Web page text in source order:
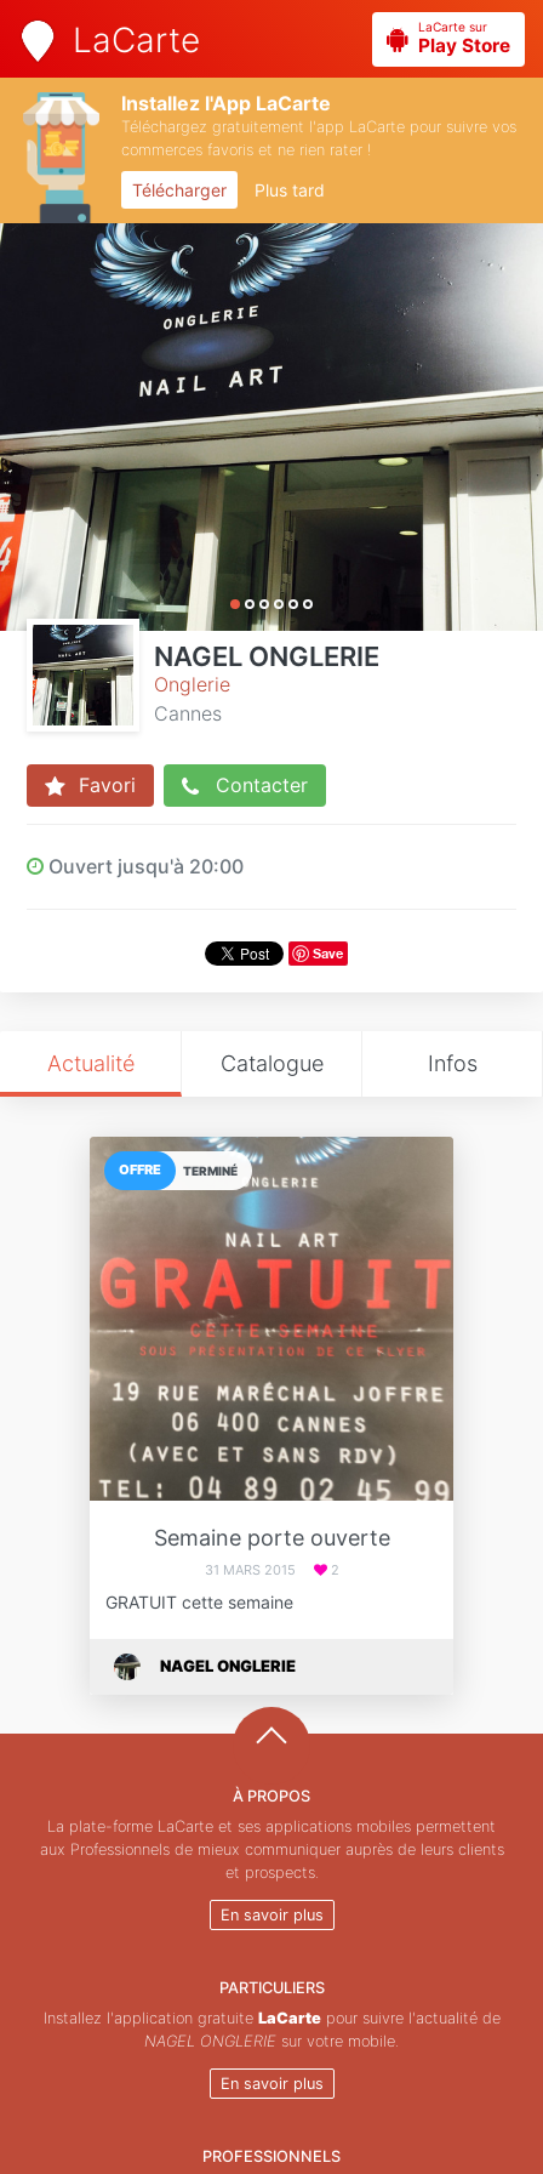
LaCarte LaCarte sur
Play Store
Installez l'App LaCarte
Téléchargez gratuitement l'app LaCarte pour suivre vos
commerces favoris et ne rien rater !
Télécharger Plus tard
NAGEL ONGLERIE
Onglerie
Cannes
Favori Contacter
Ouvert jusqu'à 20:00
Save
Actualité Catalogue Infos
TERMINÉ
OFFRE
Semaine porte ouverte
31 MARS 2015 2
GRATUIT cette semaine
NAGEL ONGLERIE
À PROPOS
La plate-forme LaCarte et ses applications mobiles permettent
aux Professionnels de mieux communiquer auprès de leurs clients
et prospects.
En savoir plus
PARTICULIERS
Installez l'application gratuite LaCartepour suivre l'actualité de
NAGEL ONGLERIE sur votre mobile.
En savoir plus
PROFESSIONNELS